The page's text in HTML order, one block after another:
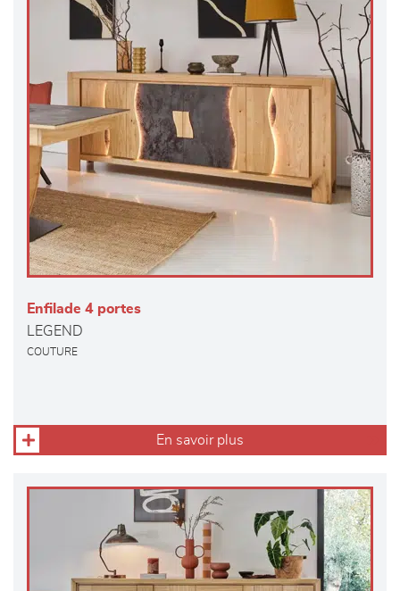
Enfilade 4 portes
LEGEND
COUTURE
En savoir plus